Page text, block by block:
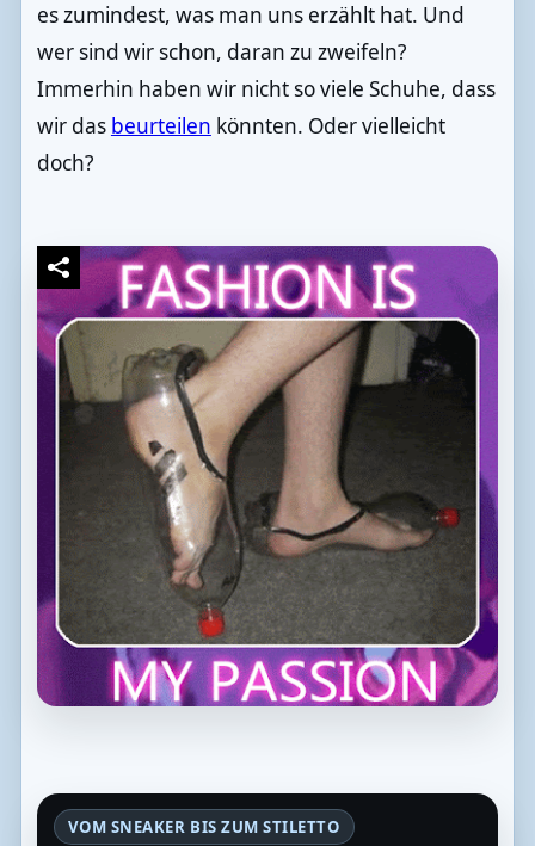
es zumindest, was man uns erzählt hat. Und
wer sind wir schon, daran zu zweifeln?
Immerhin haben wir nicht so viele Schuhe, dass
wir das beurteilen könnten. Oder vielleicht
doch?
VOM SNEAKER BIS ZUM STILETTO